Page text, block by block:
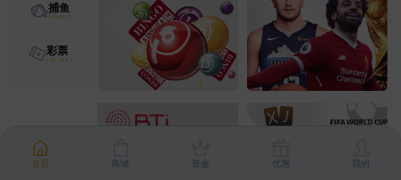
捕鱼
彩票
首页 商城 资金 优惠 我的